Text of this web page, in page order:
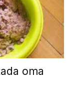
oma